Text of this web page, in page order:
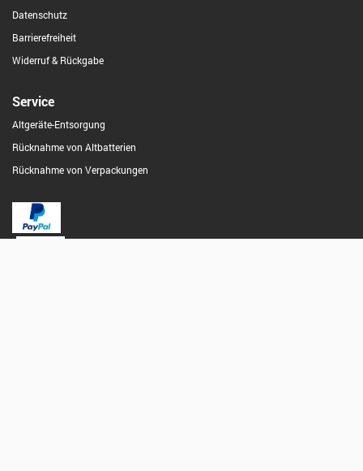
Datenschutz
Barrierefreiheit
Widerruf & Rückgabe
Service
Altgeräte-Entsorgung
Rücknahme von Altbatterien
Rücknahme von Verpackungen